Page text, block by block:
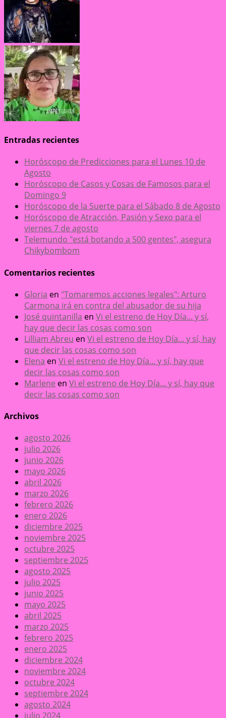
Entradas recientes
Horóscopo de Predicciones para el Lunes 10 de
Agosto
Horóscopo de Casos y Cosas de Famosos para el
Domingo 9
Horóscopo de la Suerte para el Sábado 8 de Agosto
Horóscopo de Atracción, Pasión y Sexo para el
viernes 7 de agosto
Telemundo "está botando a 500 gentes", asegura
Chikybombom
Comentarios recientes
Gloria en "Tomaremos acciones legales": Arturo
Carmona irá en contra del abusador de su hija
José quintanilla en Vi el estreno de Hoy Día... y sí,
hay que decir las cosas como son
Lilliam Abreu en Vi el estreno de Hoy Día... y sí, hay
que decir las cosas como son
Elena en Vi el estreno de Hoy Día... y sí, hay que
decir las cosas como son
Marlene en Vi el estreno de Hoy Día... y sí, hay que
decir las cosas como son
Archivos
agosto 2026
julio 2026
junio 2026
mayo 2026
abril 2026
marzo 2026
febrero 2026
enero 2026
diciembre 2025
noviembre 2025
octubre 2025
septiembre 2025
agosto 2025
julio 2025
junio 2025
mayo 2025
abril 2025
marzo 2025
febrero 2025
enero 2025
diciembre 2024
noviembre 2024
octubre 2024
septiembre 2024
agosto 2024
julio 2024